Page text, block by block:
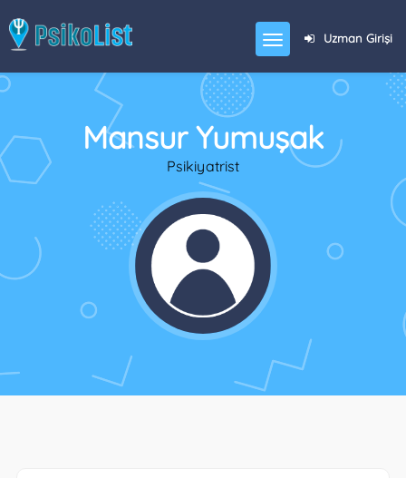
Uzman Girişi
Mansur Yumuşak
Psikiyatrist